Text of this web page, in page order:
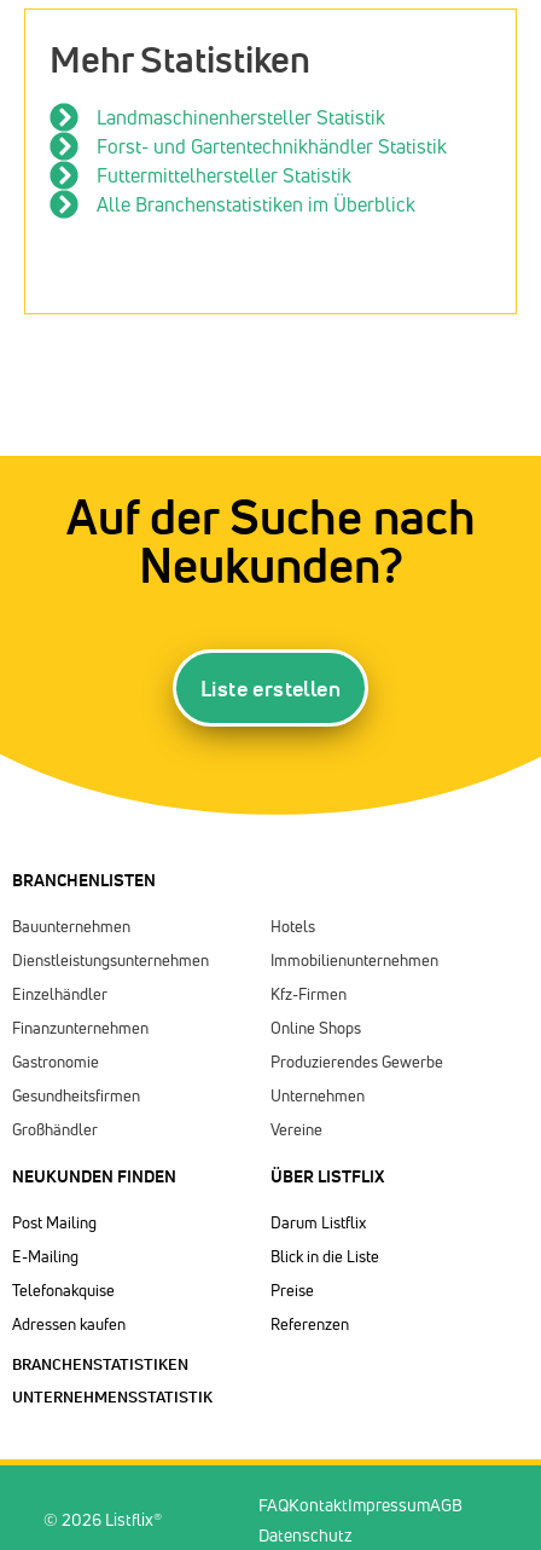
Mehr Statistiken
Landmaschinenhersteller Statistik
Forst- und Gartentechnikhändler Statistik
Futtermittelhersteller Statistik
Alle Branchenstatistiken im Überblick
Auf der Suche nach
Neukunden?
Liste erstellen
BRANCHENLISTEN
Bauunternehmen
Dienstleistungsunternehmen
Einzelhändler
Finanzunternehmen
Gastronomie
Gesundheitsfirmen
Großhändler
Hotels
Immobilienunternehmen
Kfz-Firmen
Online Shops
Produzierendes Gewerbe
Unternehmen
Vereine
NEUKUNDEN FINDEN
Post Mailing
E-Mailing
Telefonakquise
Adressen kaufen
BRANCHENSTATISTIKEN
UNTERNEHMENSSTATISTIK
ÜBER LISTFLIX​
Darum Listflix
Blick in die Liste
Preise
Referenzen
© 2026 Listflix®
FAQKontaktImpressumAGB
Datenschutz